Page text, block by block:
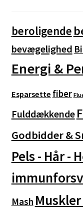
beroligende
bevægelighed
Energi &
Esparsette fiber
Fulddækkende
Godbidder &
Pels - Hår -
Mash